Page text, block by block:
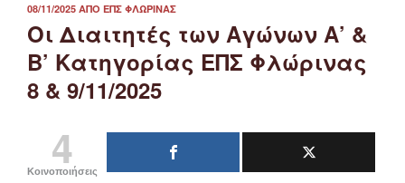
ΔΗΜΟΣΙΕΎΤΗΚΕ
ΣΤΙΣ
08/11/2025 ΑΠΌ ΕΠΣ ΦΛΏΡΙΝΑΣ
Οι Διαιτητές των Αγώνων Α’ &
Β’ Κατηγορίας ΕΠΣ Φλώρινας
8 & 9/11/2025
4
Κοινοποιήσεις